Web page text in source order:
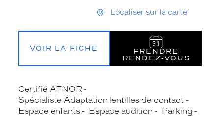
Localiser sur la carte
VOIR LA FICHE
PRENDRE
RENDEZ‑VOUS
Certifié AFNOR
Spécialiste Adaptation lentilles de contact
Espace enfants
Espace audition
Parking